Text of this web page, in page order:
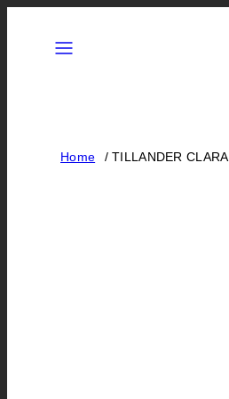
sisältöön
Home TILLANDER CLARA